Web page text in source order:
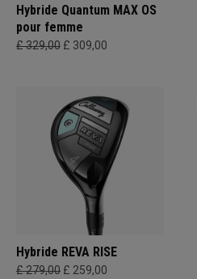
Hybride Quantum MAX OS
pour femme
£ 329,00 £ 309,00
Hybride REVA RISE
£ 279,00 £ 259,00